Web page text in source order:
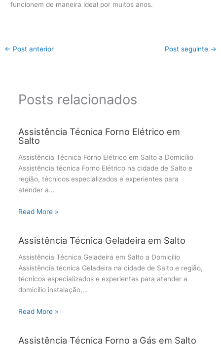
funcionem de maneira ideal por muitos anos.
← Post anterior Post seguinte →
Posts relacionados
Assistência Técnica Forno Elétrico em
Salto
Assistência Técnica Forno Elétrico em Salto a Domicílio
Assistência técnica Forno Elétrico na cidade de Salto e
região, técnicos especializados e experientes para
atender a…
Read More »
Assistência Técnica Geladeira em Salto
Assistência Técnica Geladeira em Salto a Domicílio
Assistência técnica Geladeira na cidade de Salto e região,
técnicos especializados e experientes para atender a
domicílio instalação,…
Read More »
Assistência Técnica Forno a Gás em Salto